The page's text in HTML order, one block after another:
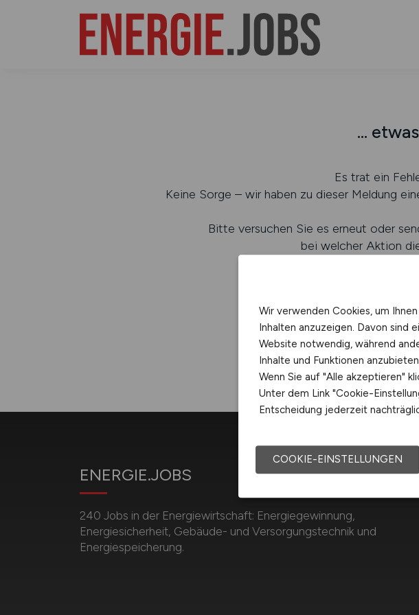
...
Es trat ein
Keine Sorge – wir haben zu dieser Meldung
Bitte versuchen Sie es erneut oder
bei welcher Aktion
ENERGIE.JOBS
240 Jobs in der Energiewirtschaft: Energiegewinnung,
Energiesicherheit, Gebäude- und Versorgungstechnik und
Energiespeicherung.
Wir verwenden Cookies, um
Inhalten anzuzeigen. Davon sind
Website notwendig, während
Inhalte und Funktionen
Wenn Sie auf "Alle akzeptieren"
Unter dem Link "Cookie-
Entscheidung jederzeit
COOKIE-EINSTELLUNGEN